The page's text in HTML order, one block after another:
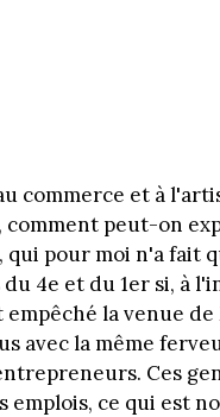
commerce et à
peut-on
qui pour moi n'a fait
4e et du 1er si, à
la venue de
avec la même
Ces
ce qui est